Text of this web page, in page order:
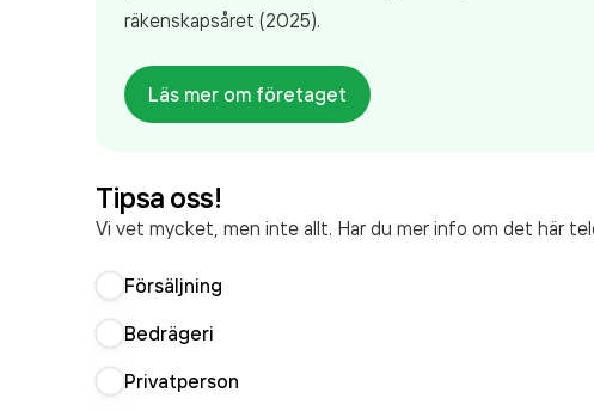
räkenskapsåret (2025).
Läs mer om företaget
Tipsa oss!
Vi vet mycket, men inte allt. Har du mer info om det här
Försäljning
Bedrägeri
Privatperson